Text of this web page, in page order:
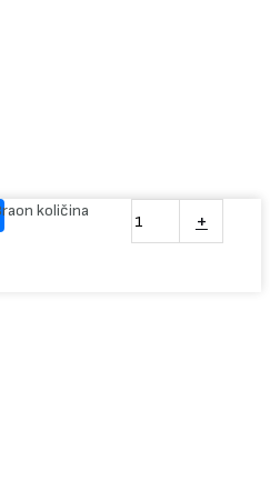
količina +